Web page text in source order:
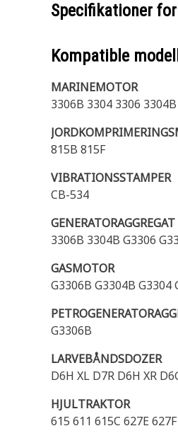
Specifikationer
Kompatible
MARINEMOTOR
3306B 3304 3306 3304B
815B 815F
VIBRATIONSSTAMPER
CB-534
GENERATORAGGREGAT
3306B 3304B G3306
GASMOTOR
G3306B G3304B G3304
G3306B
LARVEBÅNDSDOZER
D6H XL D7R D6H XR
HJULTRAKTOR
615 611 615C 627E